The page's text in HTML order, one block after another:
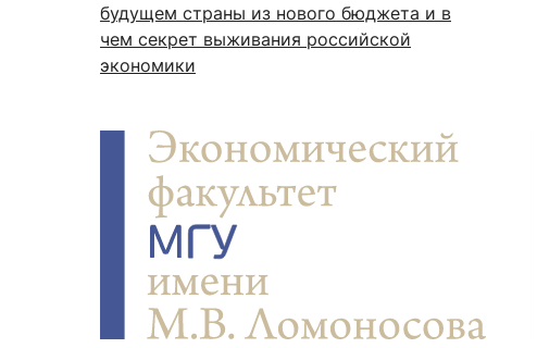
будущем страны из нового бюджета и в
чем секрет выживания российской
экономики